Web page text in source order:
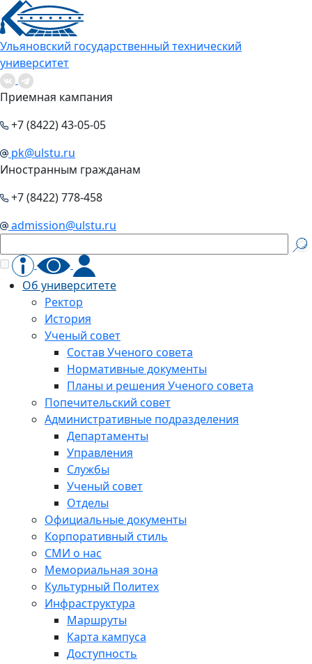
Ульяновский государственный технический
университет
Приемная кампания
+7 (8422) 43-05-05
pk@ulstu.ru
Иностранным гражданам
+7 (8422) 778-458
admission@ulstu.ru
Об университете
Ректор
История
Ученый совет
Состав Ученого совета
Нормативные документы
Планы и решения Ученого совета
Попечительский совет
Административные подразделения
Департаменты
Управления
Службы
Ученый совет
Отделы
Официальные документы
Корпоративный стиль
СМИ о нас
Мемориальная зона
Культурный Политех
Инфраструктура
Маршруты
Карта кампуса
Доступность